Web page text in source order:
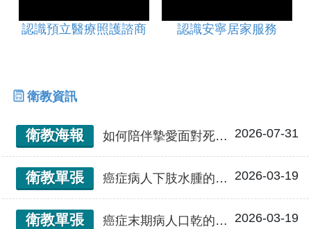
認識預立醫療照護諮商 認識安寧居家服務
衛教資訊
衛教海報 如何陪伴摯愛面對死亡/11E 2026-07-31
衛教單張 癌症病人下肢水腫的照顧注意事項 2026-03-19
衛教單張 癌症末期病人口乾的處理注意事項 2026-03-19